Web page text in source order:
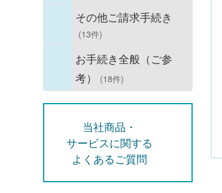
その他ご請求手続き
(13件)
お手続き全般（ご参
考）
(18件)
当社商品・
サービスに関する
よくあるご質問